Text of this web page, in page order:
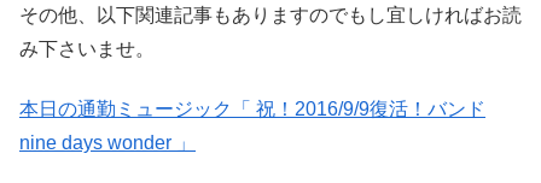
その他、以下関連記事もありますのでもし宜しければお読
み下さいませ。
本日の通勤ミュージック「 祝！2016/9/9復活！バンド
nine days wonder 」